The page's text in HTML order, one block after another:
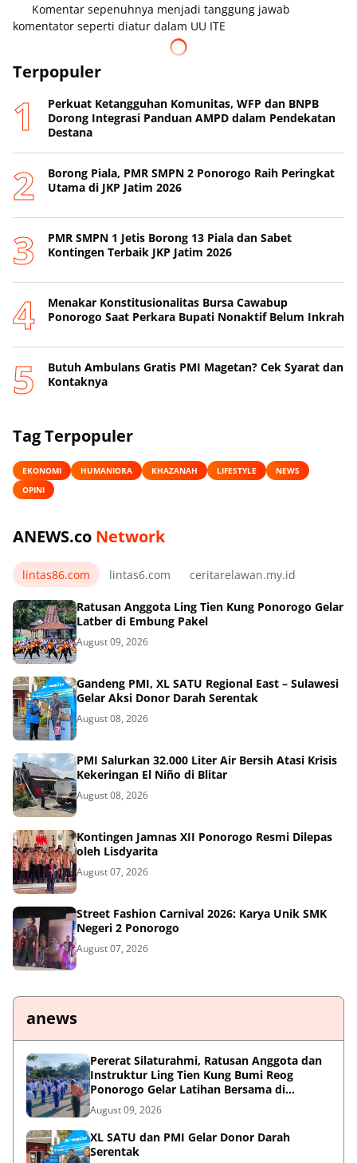
Komentar sepenuhnya menjadi tanggung jawab
komentator seperti diatur dalam UU ITE
Terpopuler
Perkuat Ketangguhan Komunitas, WFP dan BNPB
Dorong Integrasi Panduan AMPD dalam Pendekatan
Destana
Borong Piala, PMR SMPN 2 Ponorogo Raih Peringkat
Utama di JKP Jatim 2026
PMR SMPN 1 Jetis Borong 13 Piala dan Sabet
Kontingen Terbaik JKP Jatim 2026
Menakar Konstitusionalitas Bursa Cawabup
Ponorogo Saat Perkara Bupati Nonaktif Belum Inkrah
Butuh Ambulans Gratis PMI Magetan? Cek Syarat dan
Kontaknya
Tag Terpopuler
EKONOMI HUMANIORA KHAZANAH LIFESTYLE
NEWS
OPINI
ANEWS.co Network
lintas86.com lintas6.com ceritarelawan.my.id
Ratusan Anggota Ling Tien Kung Ponorogo Gelar
Latber di Embung Pakel
August 09, 2026
Gandeng PMI, XL SATU Regional East – Sulawesi
Gelar Aksi Donor Darah Serentak
August 08, 2026
PMI Salurkan 32.000 Liter Air Bersih Atasi Krisis
Kekeringan El Niño di Blitar
August 08, 2026
Kontingen Jamnas XII Ponorogo Resmi Dilepas
oleh Lisdyarita
August 07, 2026
Street Fashion Carnival 2026: Karya Unik SMK
Negeri 2 Ponorogo
August 07, 2026
anews
Pererat Silaturahmi, Ratusan Anggota dan
Instruktur Ling Tien Kung Bumi Reog
Ponorogo Gelar Latihan Bersama di
Embung Pakel
August 09, 2026
XL SATU dan PMI Gelar Donor Darah
Serentak